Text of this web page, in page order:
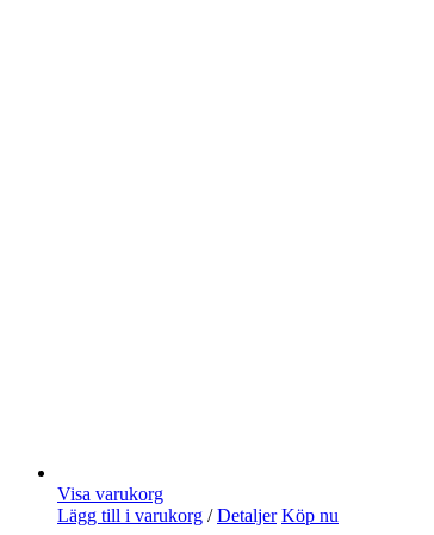
Visa varukorg
Lägg till i varukorg / Detaljer Köp nu